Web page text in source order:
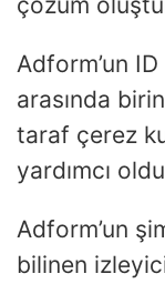
Adform’un
arasında
taraf çerez
yardımcı
Adform’un
bilinen